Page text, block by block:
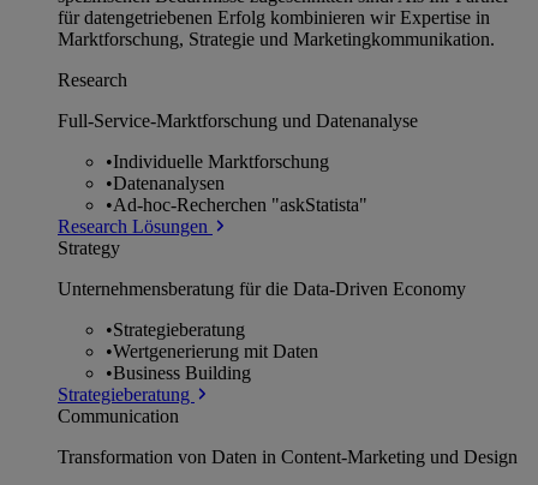
für datengetriebenen Erfolg kombinieren wir Expertise in
Marktforschung, Strategie und Marketingkommunikation.
Research
Full-Service-Marktforschung und Datenanalyse
•Individuelle Marktforschung
•Datenanalysen
•Ad-hoc-Recherchen "askStatista"
Research Lösungen
Strategy
Unternehmens­beratung für die Data-Driven Economy
•Strategieberatung
•Wertgenerierung mit Daten
•Business Building
Strategieberatung
Communication
Transformation von Daten in Content-Marketing und Design